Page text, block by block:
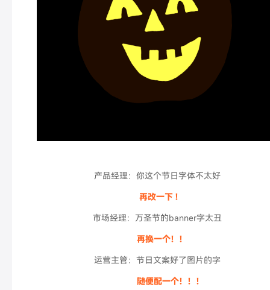
产品经理：你这个节日字体不太好
再改一下 !
市场经理：万圣节的banner字太丑
再换一个！！
运营主管：节日文案好了图片的字
随便配一个！！！